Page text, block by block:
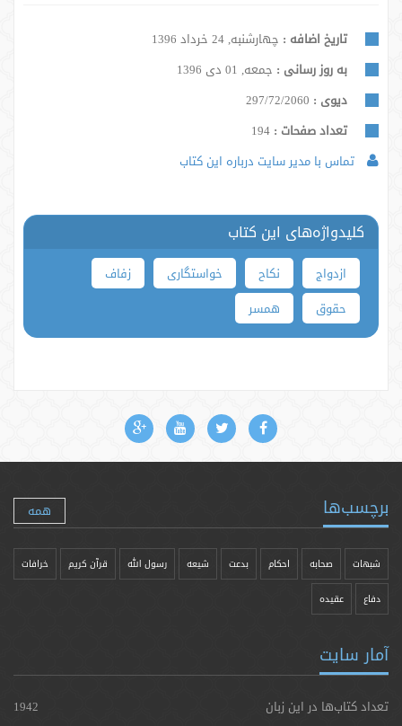
تاریخ اضافه : چهارشنبه, 24 خرداد 1396
به روز رسانی : جمعه, 01 دی 1396
دیوی : 297/72/2060
تعداد صفحات :
تماس با مدیر سایت درباره این کتاب
کلیدواژه‌های این کتاب
ازدواج نکاح خواستگاری
زفاف
حقوق
همسر
برچسب‌ها همه
شبهات صحابه احکام بدعت شیعه رسول الله قرآن کریم خرافات
دفاع عقیده
آمار سایت
تعداد کتاب‌ها در این زبان 1942